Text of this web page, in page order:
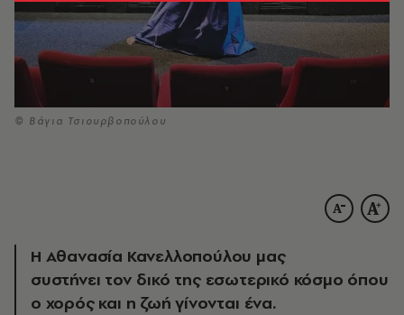
© Βάγια Τσιουρβοπούλου
Η Αθανασία Κανελλοπούλου μας
συστήνει τον δικό της εσωτερικό κόσμο όπου
ο χορός και η ζωή γίνονται ένα.